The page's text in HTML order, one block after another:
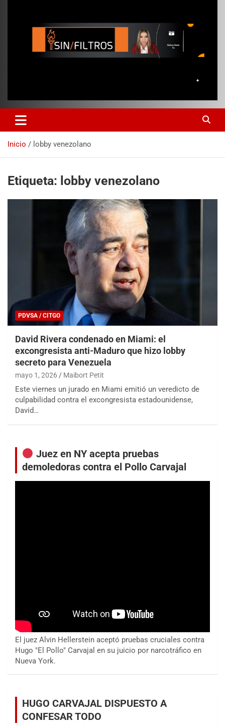
Inicio lobby venezolano
Etiqueta: lobby venezolano
PDVSA / CITGO
David Rivera condenado en Miami: el
excongresista anti-Maduro que hizo lobby
secreto para Venezuela
mayo 1, 2026 Maibort Petit
Este viernes un jurado en Miami emitió un veredicto de
culpabilidad contra el excongresista estadounidense,
David…
Juez en NY acepta pruebas
demoledoras contra el Pollo Carvajal
El juez Alvin Hellerstein aceptó pruebas cruciales contra
Hugo "El Pollo" Carvajal en su juicio por narcotráfico en
Nueva York.
HUGO CARVAJAL DISPUESTO A
CONFESAR TODO